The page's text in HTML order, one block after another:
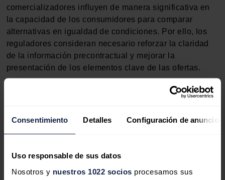
Consentimiento Detalles Configuración de anuncios
Uso responsable de sus datos
Nosotros y nuestros 1022 socios procesamos sus
comercializadores influyen de manera significativa en
la capacidad de los consumidores para comparar
alternativas en igualdad de condiciones. Por ello, los
reguladores consideran necesario reforzar la claridad
de la información precontractual y mejorar la
presentación de los elementos clave de las ofertas.
El CEER identifica además diversas buenas prácticas
herramientas de comparación independientes, la
estandarización de formatos informativos y la mejora de